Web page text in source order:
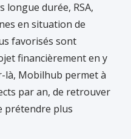
longue durée, RSA,
en situation de
favorisés sont
financièrement en y
là, Mobilhub permet à
par an, de retrouver
prétendre plus